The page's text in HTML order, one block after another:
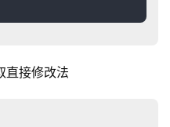
直接修改法